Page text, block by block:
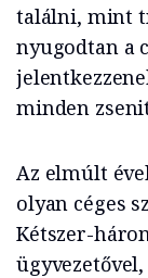
találni, mint
nyugodtan a
minden
Az elmúlt
olyan céges
Kétszer-